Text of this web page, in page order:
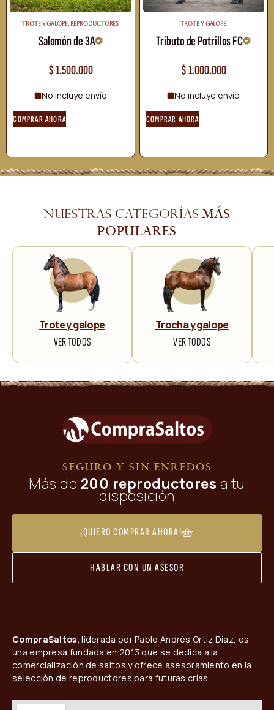
TROTE Y GALOPE, REPRODUCTORES
Salomón de 3A
$1.500.000
No incluye envío
COMPRAR AHORA
TROTE Y GALOPE
Tributo de Potrillos FC
$1.000.000
No incluye envío
COMPRAR AHORA
Nuestras categorías más
populares
Trote y galope
VER TODOS
Trocha y galope
VER TODOS
SEGURO Y SIN ENREDOS
Más de 200 reproductores a tu
disposición
¡QUIERO COMPRAR AHORA!
HABLAR CON UN ASESOR
CompraSaltos, liderada por Pablo Andrés Ortíz Díaz, es
una empresa fundada en 2013 que se dedica a la
comercialización de saltos y ofrece asesoramiento en la
selección de reproductores para futuras crías.